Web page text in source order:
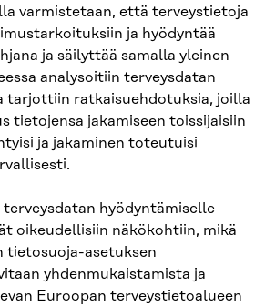
varmistetaan, että terveystietoja
ja hyödyntää
ja säilyttää samalla yleinen
analysoitiin terveysdatan
tarjottiin ratkaisuehdotuksia, joilla
tietojensa jakamiseen toissijaisiin
ja jakaminen toteutuisi
hyödyntämiselle
oikeudellisiin näkökohtiin, mikä
tietosuoja-asetuksen
yhdenmukaistamista ja
Euroopan terveystietoalueen